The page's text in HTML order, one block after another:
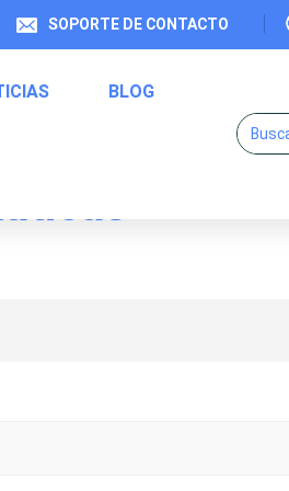
SOPORTE DE CONTACTO
BLOG